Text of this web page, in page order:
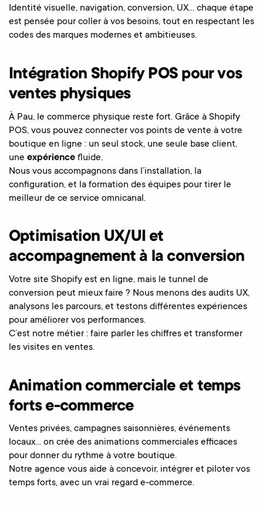
Identité visuelle, navigation, conversion, UX… chaque étape
est pensée pour coller à vos besoins, tout en respectant les
codes des marques modernes et ambitieuses.
Intégration Shopify POS pour vos
ventes physiques
À Pau, le commerce physique reste fort. Grâce à Shopify
POS, vous pouvez connecter vos points de vente à votre
boutique en ligne : un seul stock, une seule base client,
une expérience fluide.
Nous vous accompagnons dans l’installation, la
configuration, et la formation des équipes pour tirer le
meilleur de ce service omnicanal.
Optimisation UX/UI et
accompagnement à la conversion
Votre site Shopify est en ligne, mais le tunnel de
conversion peut mieux faire ? Nous menons des audits UX,
analysons les parcours, et testons différentes expériences
pour améliorer vos performances.
C’est notre métier : faire parler les chiffres et transformer
les visites en ventes.
Animation commerciale et temps
forts e-commerce
Ventes privées, campagnes saisonnières, événements
locaux… on crée des animations commerciales efficaces
pour donner du rythme à votre boutique.
Notre agence vous aide à concevoir, intégrer et piloter vos
temps forts, avec un vrai regard e-commerce.